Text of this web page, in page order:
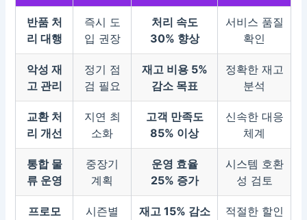
반품 처
리 대행
즉시 도
입 권장
처리 속도
30% 향상
서비스 품질
확인
악성 재
고 관리
정기 점
검 필요
재고 비용 5%
감소 목표
정확한 재고
분석
교환 처
리 개선
지연 최
소화
고객 만족도
85% 이상
신속한 대응
체계
통합 물
류 운영
중장기
계획
운영 효율
25% 증가
시스템 호환
성 검토
프로모
시즌별
재고 15% 감소
적절한 할인